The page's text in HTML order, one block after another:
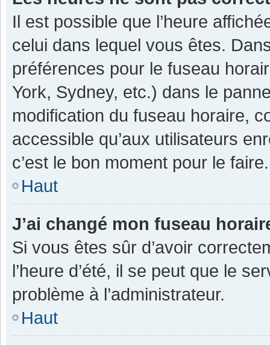
Il est possible que l’heure
celui dans lequel vous êtes.
préférences pour le fuseau
York, Sydney, etc.) dans le
modification du fuseau horaire,
accessible qu’aux utilisateurs
c’est le bon moment pour le faire.
Haut
J’ai changé mon fuseau
Si vous êtes sûr d’avoir
l’heure d’été, il se peut que le
problème à l’administrateur.
Haut